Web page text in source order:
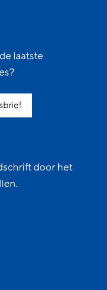
laatste
door het